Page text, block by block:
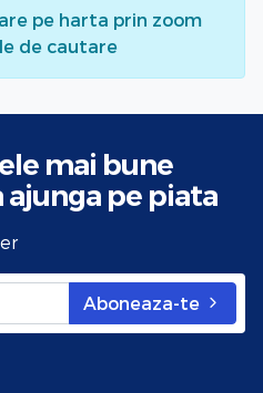
pe harta prin zoom
de cautare
mai bune
ajunga pe piata
Aboneaza-te